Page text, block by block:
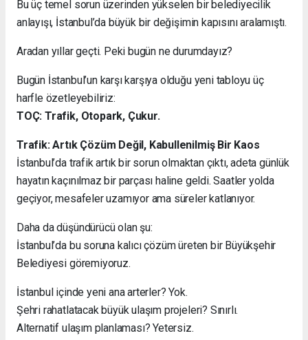
Bu üç temel sorun üzerinden yükselen bir belediyecilik
anlayışı, İstanbul’da büyük bir değişimin kapısını aralamıştı.
Aradan yıllar geçti. Peki bugün ne durumdayız?
Bugün İstanbul’un karşı karşıya olduğu yeni tabloyu üç
harfle özetleyebiliriz:
TOÇ: Trafik, Otopark, Çukur.
Trafik: Artık Çözüm Değil, Kabullenilmiş Bir Kaos
İstanbul’da trafik artık bir sorun olmaktan çıktı, adeta günlük
hayatın kaçınılmaz bir parçası haline geldi. Saatler yolda
geçiyor, mesafeler uzamıyor ama süreler katlanıyor.
Daha da düşündürücü olan şu:
İstanbul’da bu soruna kalıcı çözüm üreten bir Büyükşehir
Belediyesi göremiyoruz.
İstanbul içinde yeni ana arterler? Yok.
Şehri rahatlatacak büyük ulaşım projeleri? Sınırlı.
Alternatif ulaşım planlaması? Yetersiz.